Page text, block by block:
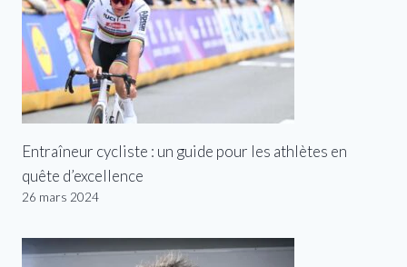
Entraîneur cycliste : un guide pour les athlètes en
quête d’excellence
26 mars 2024